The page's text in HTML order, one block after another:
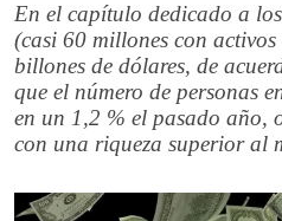
En el capítulo dedicado a
(casi 60 millones con
billones de dólares, de
que el número de personas
en un 1,2 % el pasado año,
con una riqueza superior al